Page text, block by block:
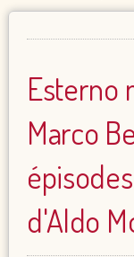
Esterno
Marco
d'Aldo